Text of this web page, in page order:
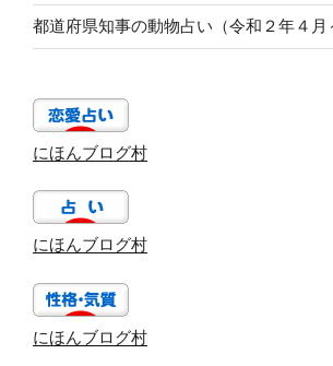
都道府県知事の動物占い（令和２年４月
にほんブログ村
にほんブログ村
にほんブログ村